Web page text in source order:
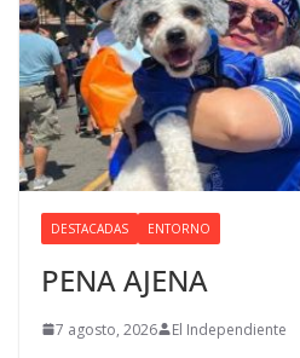
DESTACADAS ENTORNO
PENA AJENA
7 agosto, 2026 El Independiente